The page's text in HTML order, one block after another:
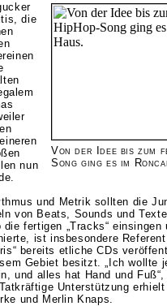
Von der Idee bis zum
Song ging es im
die
nun
und Metrik sollten die
von Beats, Sounds und
fertigen „Tracks“ einsingen
ist insbesondere
bereits etliche CDs
Gebiet besitzt. „Ich wollte
und alles hat Hand und
Unterstützung
und Merlin Knaps.